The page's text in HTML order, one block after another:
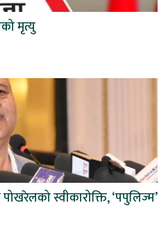
मृत्यु
स्वीकारोक्ति, ‘पपुलिज्म’